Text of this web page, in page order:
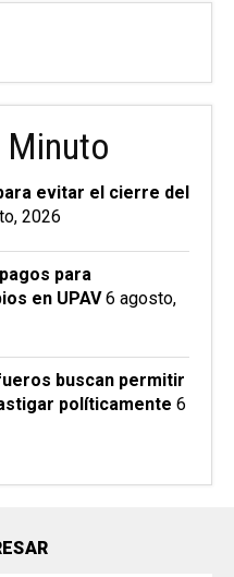
evitar el cierre del
2026
para
en UPAV 6 agosto,
buscan permitir
políticamente 6